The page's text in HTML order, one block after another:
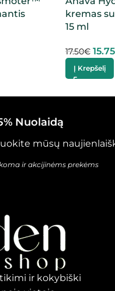
kremas
15 ml
17.50€ 15.75
Į Krepšelį
Nuolaidą
mūsų
ir akcijinėms prekėms
ir kokybiški